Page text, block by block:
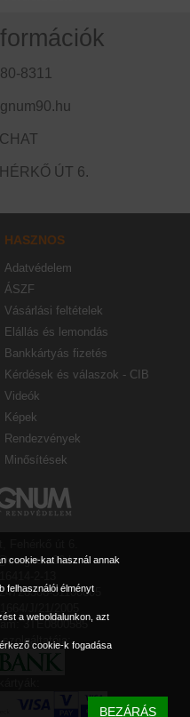
8311
ÚT 6.
HASZNOS
Adatvédelem
ÁSZF
Vásárlási feltételek
Elállás és lemondás
Bankkártyás fizetés
Kérdések és válaszok - CIB
Videók
Képek
Rendezvények
Minősítések
51100005
J/21/2005
3TE0800585
cookie-kat használ annak
felhasználói élményt
a weboldalunkon, azt
cookie-k fogadása
BEZÁRÁS